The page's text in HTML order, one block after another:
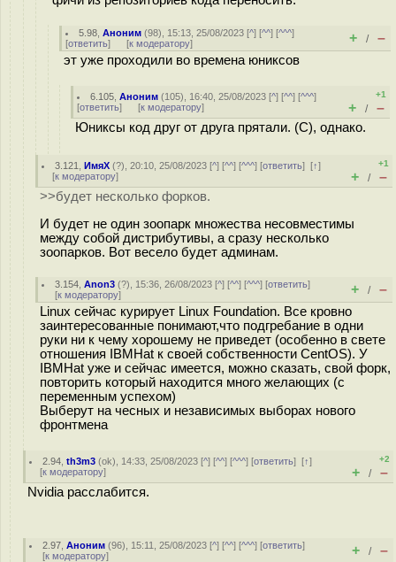
5.98 ,Аноним (98), 15:13, 25/08/2023 [^] [^^] [^^^]
[ответить] [к модератору] + / –
эт уже проходили во времена юниксов
6.105 ,Аноним (105), 16:40, 25/08/2023 [^] [^^] [^^^]
[ответить] [к модератору]
+1
+ / –
Юниксы код друг от друга прятали. (C), однако.
3.121 ,ИмяХ (?), 20:10, 25/08/2023 [^] [^^] [^^^] [ответить][↑]
[к модератору]
+1
+ / –
>>будет несколько форков.
И будет не один зоопарк множества несовместимы
между собой дистрибутивы, а сразу несколько
зоопарков. Вот весело будет админам.
3.154 ,Anon3 (?), 15:36, 26/08/2023 [^] [^^] [^^^] [ответить]
[к модератору] + / –
Linux сейчас курирует Linux Foundation. Все кровно
заинтересованные понимают,что подгребание в одни
руки ни к чему хорошему не приведет (особенно в свете
отношения IBMHat к своей собственности CentOS). У
IBMHat уже и сейчас имеется, можно сказать, свой форк,
повторить который находится много желающих (с
переменным успехом)
Выберут на чесных и независимых выборах нового
фронтмена
2.94 ,th3m3 (ok), 14:33, 25/08/2023 [^] [^^] [^^^] [ответить][↑]
[к модератору]
+2
+ / –
Nvidia расслабится.
2.97 ,Аноним (96), 15:11, 25/08/2023 [^] [^^] [^^^] [ответить]
[к модератору] + / –